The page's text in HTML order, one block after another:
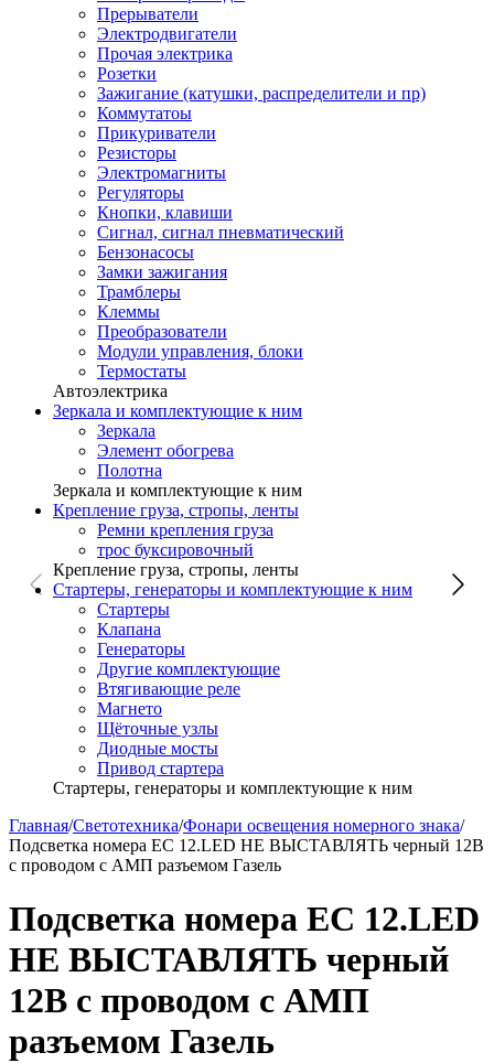
Прерыватели
Электродвигатели
Прочая электрика
Розетки
Зажигание (катушки, распределители и пр)
Коммутатоы
Прикуриватели
Резисторы
Электромагниты
Регуляторы
Кнопки, клавиши
Сигнал, сигнал пневматический
Бензонасосы
Замки зажигания
Трамблеры
Клеммы
Преобразователи
Модули управления, блоки
Термостаты
Автоэлектрика
Зеркала и комплектующие к ним
Зеркала
Элемент обогрева
Полотна
Зеркала и комплектующие к ним
Крепление груза, стропы, ленты
Ремни крепления груза
трос буксировочный
Крепление груза, стропы, ленты
Стартеры, генераторы и комплектующие к ним
Стартеры
Клапана
Генераторы
Другие комплектующие
Втягивающие реле
Магнето
Щёточные узлы
Диодные мосты
Привод стартера
Стартеры, генераторы и комплектующие к ним
Главная/Светотехника/Фонари освещения номерного знака/
Подсветка номера ЕС 12.LED НЕ ВЫСТАВЛЯТЬ черный 12В
с проводом с АМП разъемом Газель
Подсветка номера ЕС 12.LED
НЕ ВЫСТАВЛЯТЬ черный
12В с проводом с АМП
разъемом Газель